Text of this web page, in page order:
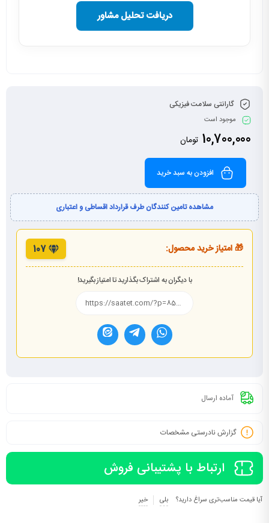
دریافت تحلیل مشاور
گارانتی سلامت فیزیکی
موجود است
10,700,000 تومان
افزودن به سبد خرید
مشاهده تامین کنندگان طرف قرارداد اقساطی و اعتباری
🎁 امتیاز خرید محصول: 107
با دیگران به اشتراک بگذارید تا امتیاز بگیرید!
آماده ارسال
گزارش نادرستی مشخصات
ارتباط با پشتیبانی فروش
آیا قیمت مناسب‌تری سراغ دارید؟ بلی خیر